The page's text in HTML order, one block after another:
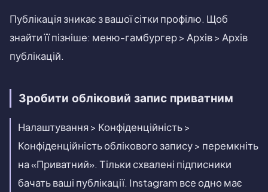
Публікація зникає з вашої сітки профілю. Щоб
знайти її пізніше: меню-гамбургер > Архів > Архів
публікацій.
Зробити обліковий запис приватним
Налаштування > Конфіденційність >
Конфіденційність облікового запису > перемкніть
на «Приватний». Тільки схвалені підписники
бачать ваші публікації. Instagram все одно має